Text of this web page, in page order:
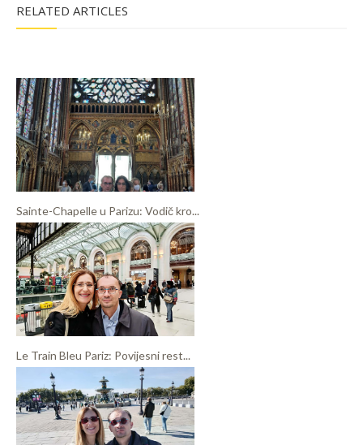
RELATED ARTICLES
Sainte-Chapelle u Parizu: Vodič kro...
Le Train Bleu Pariz: Povijesni rest...